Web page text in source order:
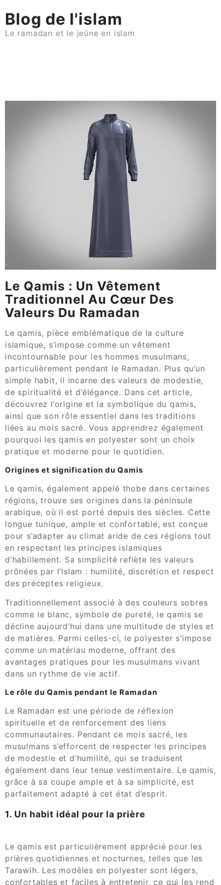
content
Blog de l'islam
Le ramadan et le jeûne en islam
Le Qamis : Un Vêtement
Traditionnel Au Cœur Des
Valeurs Du Ramadan
Le qamis, pièce emblématique de la culture
islamique, s’impose comme un vêtement
incontournable pour les hommes musulmans,
particulièrement pendant le Ramadan. Plus qu’un
simple habit, il incarne des valeurs de modestie,
de spiritualité et d’élégance. Dans cet article,
découvrez l’origine et la symbolique du qamis,
ainsi que son rôle essentiel dans les traditions
liées au mois sacré. Vous apprendrez également
pourquoi les qamis en polyester sont un choix
pratique et moderne pour le quotidien.
Origines et signification du Qamis
Le qamis, également appelé thobe dans certaines
régions, trouve ses origines dans la péninsule
arabique, où il est porté depuis des siècles. Cette
longue tunique, ample et confortable, est conçue
pour s’adapter au climat aride de ces régions tout
en respectant les principes islamiques
d’habillement. Sa simplicité reflète les valeurs
prônées par l’Islam : humilité, discrétion et respect
des préceptes religieux.
Traditionnellement associé à des couleurs sobres
comme le blanc, symbole de pureté, le qamis se
décline aujourd’hui dans une multitude de styles et
de matières. Parmi celles-ci, le polyester s’impose
comme un matériau moderne, offrant des
avantages pratiques pour les musulmans vivant
dans un rythme de vie actif.
Le rôle du Qamis pendant le Ramadan
Le Ramadan est une période de réflexion
spirituelle et de renforcement des liens
communautaires. Pendant ce mois sacré, les
musulmans s’efforcent de respecter les principes
de modestie et d’humilité, qui se traduisent
également dans leur tenue vestimentaire. Le qamis,
grâce à sa coupe ample et à sa simplicité, est
parfaitement adapté à cet état d’esprit.
1. Un habit idéal pour la prière
Le qamis est particulièrement apprécié pour les
prières quotidiennes et nocturnes, telles que les
Tarawih. Les modèles en polyester sont légers,
confortables et faciles à entretenir, ce qui les rend